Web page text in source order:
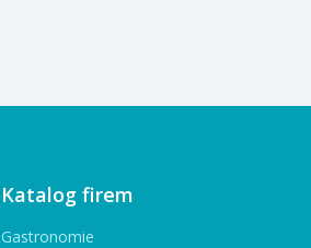
Katalog firem
Gastronomie